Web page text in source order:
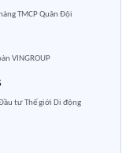
TMCP Quân Đội
VINGROUP
Đầu tư Thế giới Di động